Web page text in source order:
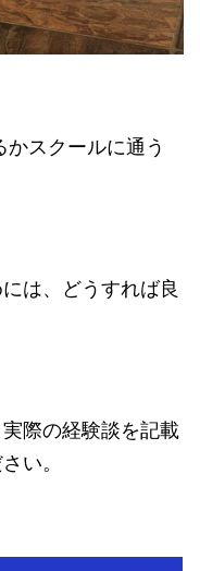
スクールに通う
は、どうすれば良
際の経験談を記載
い。